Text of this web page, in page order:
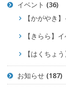
イベント (36)
【かがやき
【きらら】
【はくちょ
お知らせ (187)